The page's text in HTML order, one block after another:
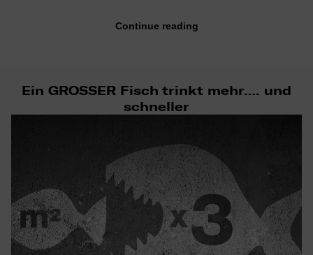
Continue reading
Ein GROSSER Fisch trinkt mehr…. und
schneller